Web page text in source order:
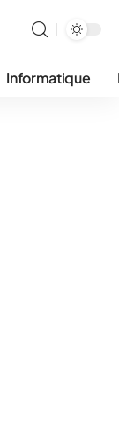
Informatique